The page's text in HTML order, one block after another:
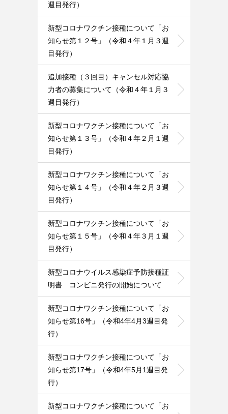
週目発行）
新型コロナワクチン接種について「お
知らせ第１２号」（令和４年１月３週
目発行）
追加接種（３回目）キャンセル対応協
力者の募集について（令和４年１月３
週目発行）
新型コロナワクチン接種について「お
知らせ第１３号」（令和４年２月１週
目発行）
新型コロナワクチン接種について「お
知らせ第１４号」（令和４年２月３週
目発行）
新型コロナワクチン接種について「お
知らせ第１５号」（令和４年３月１週
目発行）
新型コロナウイルス感染症予防接種証
明書 コンビニ発行の開始について
新型コロナワクチン接種について「お
知らせ第16号」（令和4年4月3週目発
行）
新型コロナワクチン接種について「お
知らせ第17号」（令和4年5月1週目発
行）
新型コロナワクチン接種について「お